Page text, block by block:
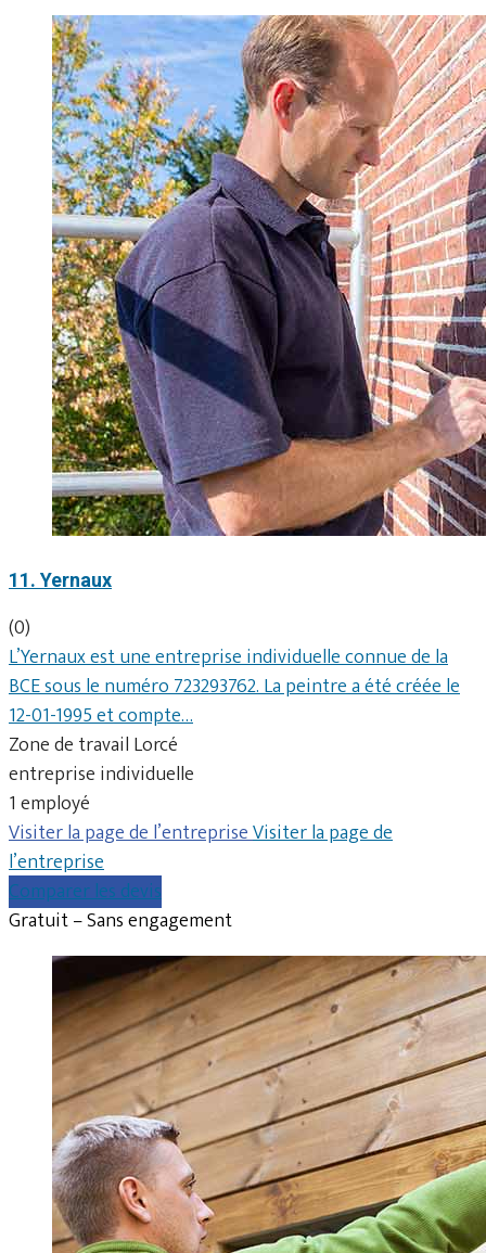
11. Yernaux
(0)
L’Yernaux est une entreprise individuelle connue de la
BCE sous le numéro 723293762. La peintre a été créée le
12-01-1995 et compte…
Zone de travail Lorcé
entreprise individuelle
1 employé
Visiter la page de l’entrepriseVisiter la page de
l’entreprise
Comparer les devis
Gratuit – Sans engagement